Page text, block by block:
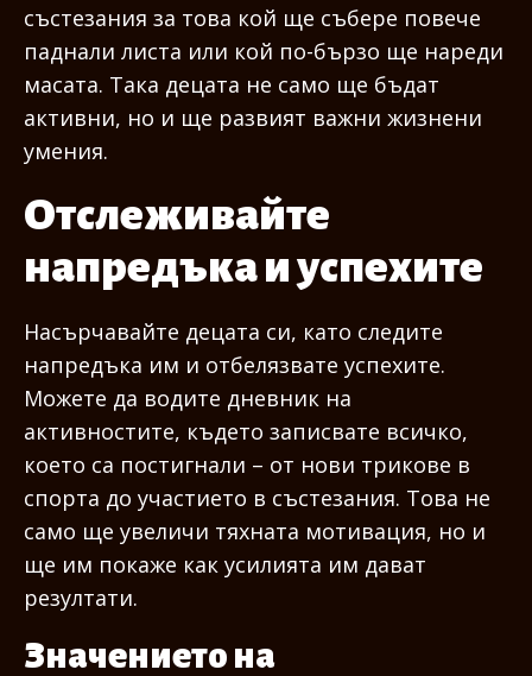
състезания за това кой ще събере повече
паднали листа или кой по-бързо ще нареди
масата. Така децата не само ще бъдат
активни, но и ще развият важни жизнени
умения.
Отслеживайте
напредъка и успехите
Насърчавайте децата си, като следите
напредъка им и отбелязвате успехите.
Можете да водите дневник на
активностите, където записвате всичко,
което са постигнали – от нови трикове в
спорта до участието в състезания. Това не
само ще увеличи тяхната мотивация, но и
ще им покаже как усилията им дават
резултати.
Значението на